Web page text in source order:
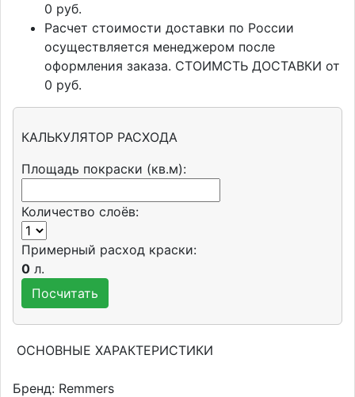
0 руб.
Расчет стоимости доставки по России
осуществляется менеджером после
оформления заказа. СТОИМСТЬ ДОСТАВКИ от
0 руб.
КАЛЬКУЛЯТОР РАСХОДА
Площадь покраски (кв.м):
Количество слоёв:
Примерный расход краски:
0 л.
ОСНОВНЫЕ ХАРАКТЕРИСТИКИ
Бренд: Remmers